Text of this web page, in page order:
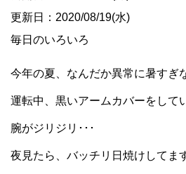
更新日：2020/08/19(水)
毎日のいろいろ
今年の夏、なんだか異常に暑すぎ
運転中、黒いアームカバーをして
腕がジリジリ･･･
夜見たら、バッチリ日焼けしてま